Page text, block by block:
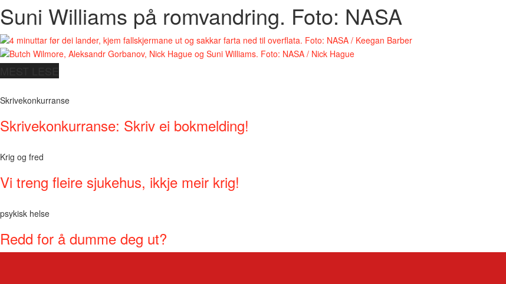
Suni Williams på romvandring. Foto: NASA
Skrivekonkurranse
Skrivekonkurranse: Skriv ei bokmelding!
Krig og fred
Vi treng fleire sjukehus, ikkje meir krig!
psykisk helse
Redd for å dumme deg ut?